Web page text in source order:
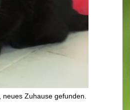
Zuhause gefunden.